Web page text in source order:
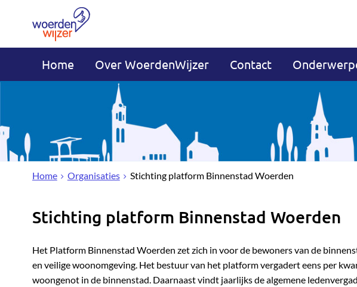
Home Over WoerdenWijzer Contact
Home Organisaties Stichting platform Binnenstad Woerden
Stichting platform Binnenstad Woerden
Het Platform Binnenstad Woerden zet zich in voor de bewoners van de
en veilige woonomgeving. Het bestuur van het platform vergadert eens per
woongenot in de binnenstad. Daarnaast vindt jaarlijks de algemene